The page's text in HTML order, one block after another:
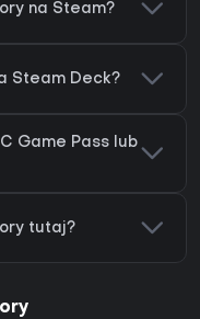
na Steam?
Steam Deck?
Game Pass lub
tutaj?